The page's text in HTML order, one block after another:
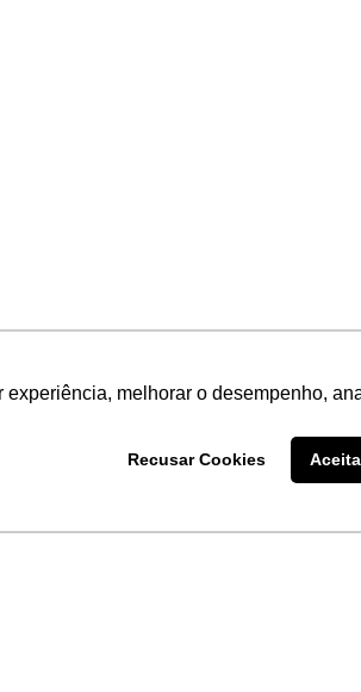
melhorar o desempenho,
Recusar Cookies